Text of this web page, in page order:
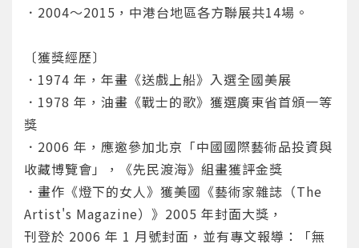
．2004～2015，中港台地區各方聯展共14場。
〔獲獎經歷〕
．1974 年，年畫《送戲上船》入選全國美展
．1978 年，油畫《戰士的歌》獲選廣東省首頒一等
獎
．2006 年，應邀參加北京「中國國際藝術品投資與
收藏博覽會」，《先民渡海》組畫獲評金獎
．畫作《燈下的女人》獲美國《藝術家雜誌（The
Artist's Magazine）》2005 年封面大獎，
刊登於 2006 年 1 月號封面，並有專文報導：「無